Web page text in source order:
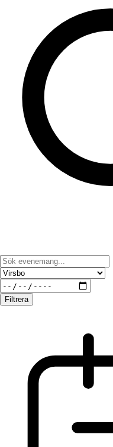
Filtrera